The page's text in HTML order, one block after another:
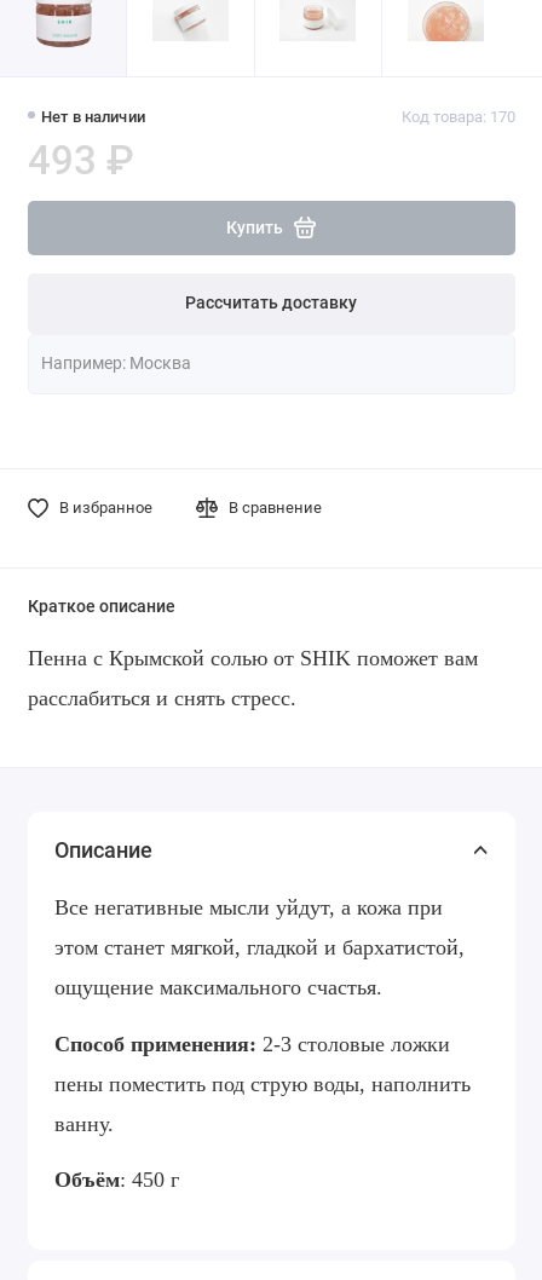
Нет в наличии Код товара: 170
493 ₽
Купить
Рассчитать доставку
В избранное В сравнение
Краткое описание
Пенна с Крымской солью от SHIK поможет вам
расслабиться и снять стресс.
Описание
Все негативные мысли уйдут, а кожа при
этом станет мягкой, гладкой и бархатистой,
ощущение максимального счастья.
Способ применения: 2-3 столовые ложки
пены поместить под струю воды, наполнить
ванну.
Объём: 450 г